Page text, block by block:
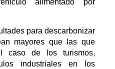
alimentado por
para descarbonizar
mayores que las que
caso de los turismos,
industriales en los